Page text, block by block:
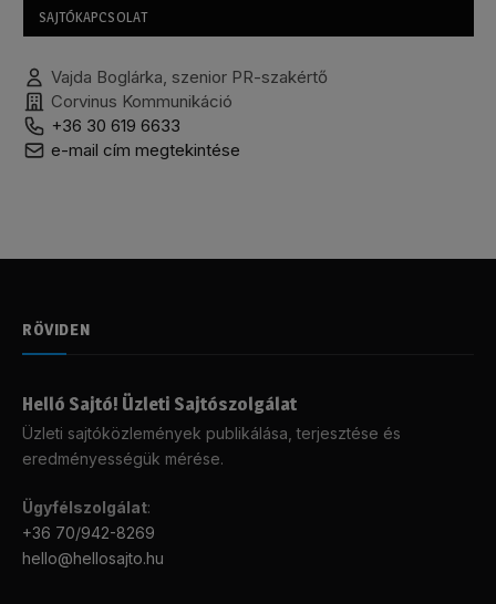
SAJTÓKAPCSOLAT
Vajda Boglárka, szenior PR-szakértő
Corvinus Kommunikáció
+36 30 619 6633
e-mail cím megtekintése
RÖVIDEN
Helló Sajtó! Üzleti Sajtószolgálat
Üzleti sajtóközlemények publikálása, terjesztése és
eredményességük mérése.
Ügyfélszolgálat:
+36 70/942-8269
hello@hellosajto.hu